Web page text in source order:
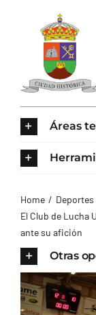
contenido
AYUNTAMIENTO
TURISMO
Áreas
Home Deportes
El Club de Lucha
ante su afición
Otras